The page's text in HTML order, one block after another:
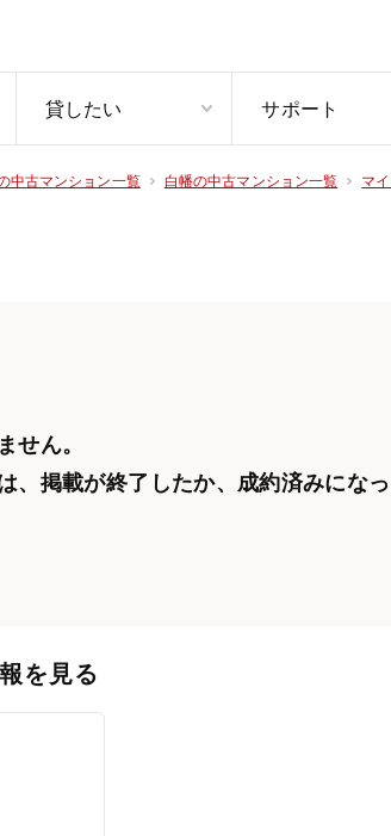
貸したい サポート
中古マンション一覧 白幡の中古マンション一覧 マ
せん。
、掲載が終了したか、 成約済みにな
を見る